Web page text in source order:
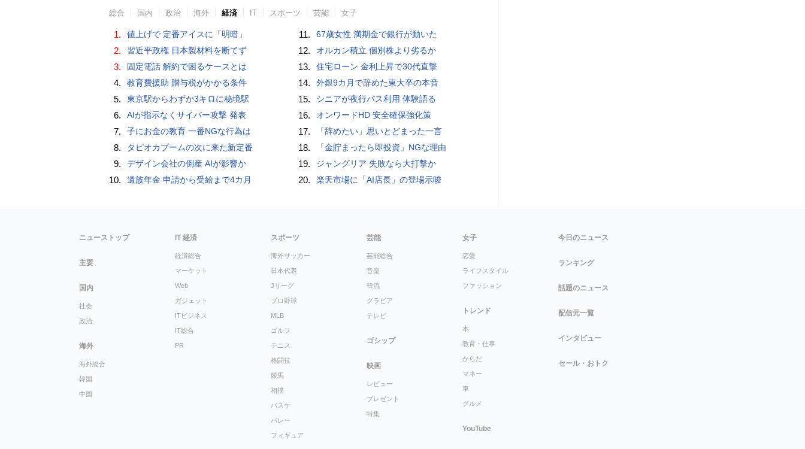
総合 国内 政治 海外 経済 IT スポーツ 芸能 女子
1. 値上げで 定番アイスに「明暗」
2. 習近平政権 日本製材料を断てず
3. 固定電話 解約で困るケースとは
4. 教育費援助 贈与税がかかる条件
5. 東京駅からわずか3キロに秘境駅
6. AIが指示なくサイバー攻撃 発表
7. 子にお金の教育 一番NGな行為は
8. タピオカブームの次に来た新定番
9. デザイン会社の倒産 AIが影響か
10. 遺族年金 申請から受給まで4カ月
11. 67歳女性 満期金で銀行が動いた
12. オルカン積立 個別株より劣るか
13. 住宅ローン 金利上昇で30代直撃
14. 外銀9カ月で辞めた東大卒の本音
15. シニアが夜行バス利用 体験語る
16. オンワードHD 安全確保強化策
17. 「辞めたい」思いとどまった一言
18. 「金貯まったら即投資」NGな理由
19. ジャングリア 失敗なら大打撃か
20. 楽天市場に「AI店長」の登場示唆
ニューストップ
主要
国内
社会
政治
海外
海外総合
韓国
中国
IT 経済
経済総合
マーケット
Web
ガジェット
ITビジネス
IT総合
PR
スポーツ
海外サッカー
日本代表
Jリーグ
プロ野球
MLB
ゴルフ
テニス
格闘技
競馬
相撲
バスケ
バレー
フィギュア
芸能
芸能総合
音楽
韓流
グラビア
テレビ
ゴシップ
映画
レビュー
プレゼント
特集
女子
恋愛
ライフスタイル
ファッション
トレンド
本
教育・仕事
からだ
マネー
車
グルメ
YouTube
今日のニュース
ランキング
話題のニュース
配信元一覧
インタビュー
セール・おトク